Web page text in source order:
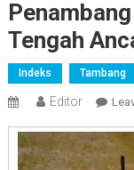
Tengah
Indeks Tambang
Editor